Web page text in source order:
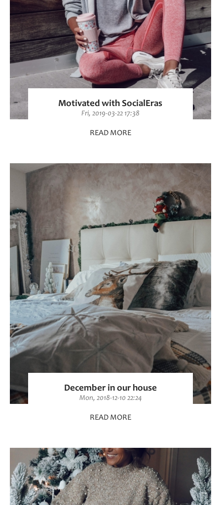
Motivated with SocialEras
Fri, 2019-03-22 17:38
READ MORE
December in our house
Mon, 2018-12-10 22:24
READ MORE